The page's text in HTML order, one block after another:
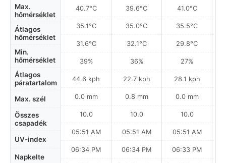
Max.
hőmérséklet
Átlagos
hőmérséklet
Min.
hőmérséklet
Átlagos
páratartalom
Max. szél
Összes
csapadék
UV-index
Napkelte
40.7°C
35.1°C
31.6°C
39%
44.6 kph
0.0 mm
10.0
05:51 AM
06:34 PM
39.6°C
35.0°C
32.1°C
36%
22.7 kph
0.8 mm
10.0
05:51 AM
06:34 PM
41.0°C
35.5°C
29.8°C
27%
28.1 kph
0.0 mm
10.0
05:51 AM
06:33 PM